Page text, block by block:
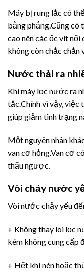
Máy bị rung lắc có
bằng phẳng.Cũng có
cao nên các ốc vít
không còn chắc chắn
Nước thải ra
Khi máy lọc nước ra
tắc.Chính vì vậy,
giúp giảm tình trạng
Một nguyên nhân
van cơ hỏng.Van cơ
thấu ngược.
Vòi chảy nước
Vòi nước chảy yếu
+ Không thay lõi lọc
kém không cung cấp
+ Hết khí nén hoặc